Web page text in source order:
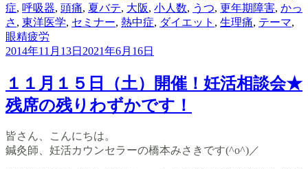
テ
ゴ
リ
ー
グ
症, 呼吸器, 頭痛, 夏バテ, 大阪, 小人数, うつ, 更年期障害, かっ
さ , 東洋医学, セミナー, 熱中症, ダイエット , 生理痛, テーマ,
眼精疲労
2014年11月13日 2021年6月16日
１１月１５日（土）開催！妊活相談会★
残席の残りわずかです！
皆さん、こんにちは。
鍼灸師、妊活カウンセラーの橋本みさきです(^o^)／